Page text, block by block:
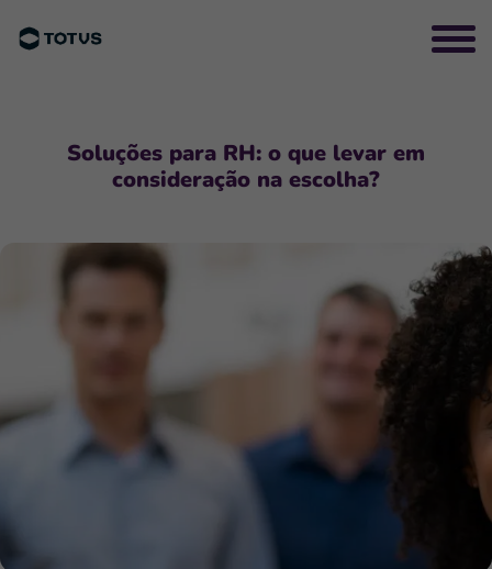
Soluções para RH: o que levar em
consideração na escolha?